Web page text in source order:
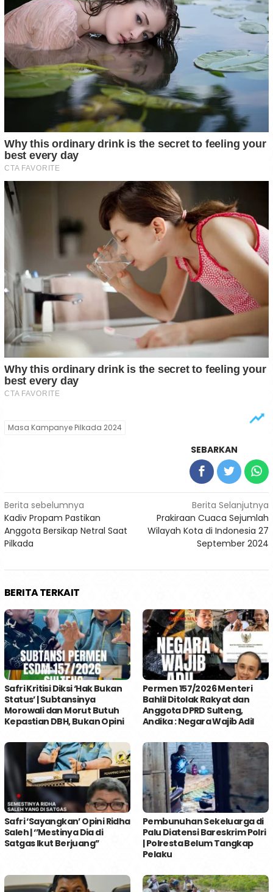
Masa Kampanye Pilkada 2024
SEBARKAN
Navigasi
pos
Berita sebelumnya
Kadiv Propam Pastikan
Anggota Bersikap Netral Saat
Pilkada
Berita Selanjutnya
Prakiraan Cuaca Sejumlah
Wilayah Kota di Indonesia 27
September 2024
BERITA TERKAIT
Safri Kritisi Diksi ‘Hak Bukan
Status’ | Subtansinya
Morowali dan Morut Butuh
Kepastian DBH, Bukan Opini
Permen 157/2026 Menteri
Bahlil Ditolak Rakyat dan
Anggota DPRD Sulteng,
Andika : Negara Wajib Adil
Safri ‘Sayangkan’ Opini Ridha
Saleh | ‘’Mestinya Dia di
Satgas Ikut Berjuang’’
Pembunuhan Sekeluarga di
Palu Diatensi Bareskrim Polri
| Polresta Belum Tangkap
Pelaku